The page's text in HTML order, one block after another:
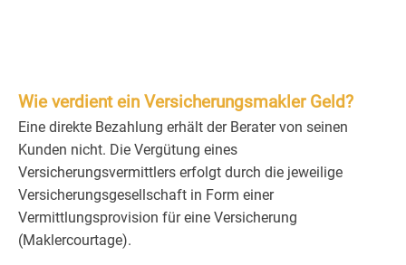
Wie verdient ein Versicherungsmakler Geld?
Eine direkte Bezahlung erhält der Berater von seinen
Kunden nicht. Die Vergütung eines
Versicherungsvermittlers erfolgt durch die jeweilige
Versicherungsgesellschaft in Form einer
Vermittlungsprovision für eine Versicherung
(Maklercourtage).